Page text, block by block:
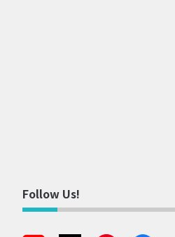
Follow Us!